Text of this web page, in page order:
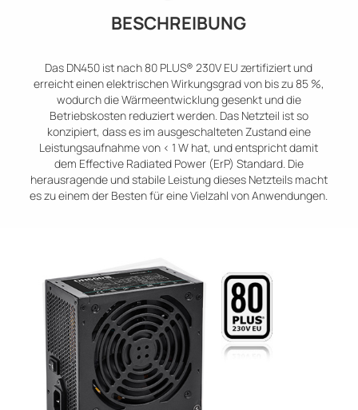
BESCHREIBUNG
Das DN450 ist nach 80 PLUS® 230V EU zertifiziert und
erreicht einen elektrischen Wirkungsgrad von bis zu 85 %,
wodurch die Wärmeentwicklung gesenkt und die
Betriebskosten reduziert werden. Das Netzteil ist so
konzipiert, dass es im ausgeschalteten Zustand eine
Leistungsaufnahme von < 1 W hat, und entspricht damit
dem Effective Radiated Power (ErP) Standard. Die
herausragende und stabile Leistung dieses Netzteils macht
es zu einem der Besten für eine Vielzahl von Anwendungen.